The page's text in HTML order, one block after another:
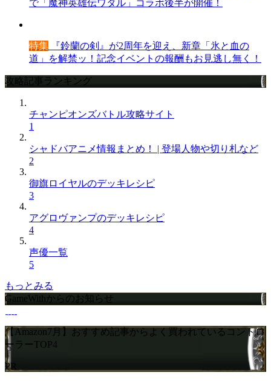
で「魔神英雄伝ワタル」コラボ後半が開催！
特集 『鈴蘭の剣』が2周年を迎え、新章「氷と血の
道」を解禁ッ！記念イベントの報酬もお見逃し無く！
攻略記事ランキング
チャンピオンズバトル攻略サイト
1
シャドバアニメ情報まとめ！ | 登場人物や切り札など
2
御旗ロイヤルのデッキレシピ
3
アグロヴァンプのデッキレシピ
4
声優一覧
5
もっとみる
GameWithからのお知らせ
【Amazon7月】おすすめ記事からよく買われているコントロ
ーラーTOP4
PR